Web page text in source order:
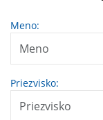
Meno:
Priezvisko: